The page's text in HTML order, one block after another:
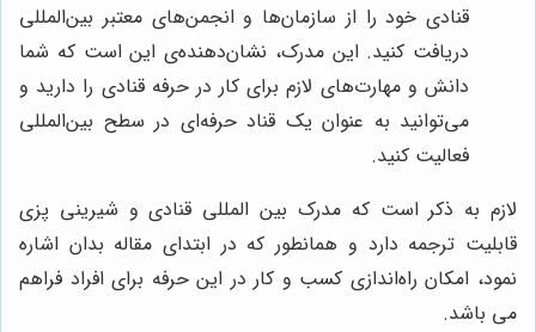
قنادی خود را از سازمان‌ها و انجمن‌های معتبر بین‌المللی
دریافت کنید. این مدرک، نشان‌دهنده‌ی این است که شما
دانش و مهارت‌های لازم برای کار در حرفه قنادی را دارید و
می‌توانید به عنوان یک قناد حرفه‌ای در سطح بین‌المللی
فعالیت کنید.
لازم به ذکر است که مدرک بین المللی قنادی و شیرینی پزی
قابلیت ترجمه دارد و همانطور که در ابتدای مقاله بدان اشاره
نمود، امکان راه‌اندازی کسب و کار در این حرفه برای افراد فراهم
می باشد.